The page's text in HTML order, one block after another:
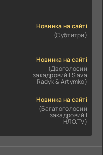
Новинка на сайті
(Субтитри)
Новинка на сайті
(Двоголосий
закадровий | Slava
Radyk & Artymko)
Новинка на сайті
(Багатоголосий
закадровий |
НЛО.TV)